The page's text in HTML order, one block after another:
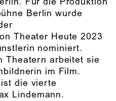
Berlin wurde
Theater Heute 2023
nominiert.
Theatern arbeitet sie
im Film.
die vierte
Lindemann.